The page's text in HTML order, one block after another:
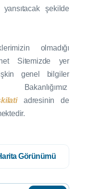
şekilde
olmadığı
Sitemizde yer
genel bilgiler
Bakanlığımız
adresinin de
Görünümü